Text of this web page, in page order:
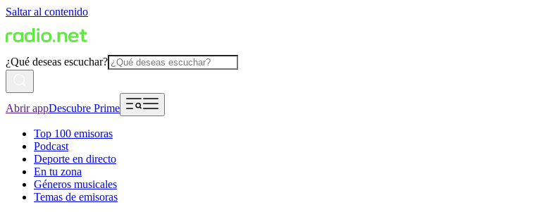
Saltar al contenido
¿Qué deseas escuchar?
Abrir appDescubre Prime
Top 100 emisoras
Podcast
Deporte en directo
En tu zona
Géneros musicales
Temas de emisoras